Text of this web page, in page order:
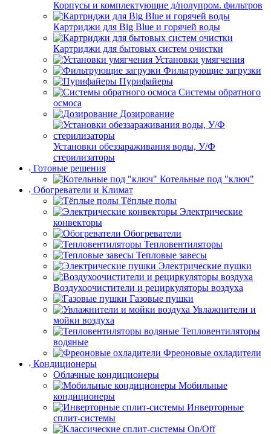
Корпусы и комплектующие д/полупром. фильтров
Картриджи для Big Blue и горячей воды
Картриджи для бытовых систем очистки
Установки умягчения
Фильтрующие загрузки
Пурифайеры
Системы обратного
осмоса
Дозирование
Установки обеззараживания воды, У/Ф
стерилизаторы
Готовые решения
Котельные под "ключ"
Обогреватели и Климат
Тёплые полы
Электрические
конвекторы
Обогреватели
Тепловентиляторы
Тепловые завесы
Электрические пушки
Воздухоочистители и рециркуляторы воздуха
Газовые пушки
Увлажнители и
мойки воздуха
Тепловентиляторы
водяные
Фреоновые охладители
Кондиционеры
Облачные кондиционеры
Мобильные
кондиционеры
Инверторные
сплит-системы